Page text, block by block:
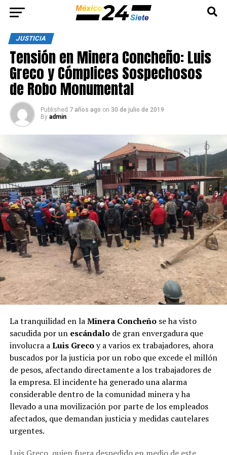
JUSTICIA
Tensión en Minera Concheño: Luis
Greco y Cómplices Sospechosos
de Robo Monumental
Published 7 años ago on 30 de julio de 2019
By admin
La tranquilidad en laMinera Concheñose ha visto
sacudida por un escándalo de gran envergadura que
involucra aLuis Grecoy a varios ex trabajadores, ahora
buscados por la justicia por un robo que excede el millón
de pesos, afectando directamente a los trabajadores de
la empresa. El incidente ha generado una alarma
considerable dentro de la comunidad minera y ha
llevado a una movilización por parte de los empleados
afectados, que demandan justicia y medidas cautelares
urgentes.